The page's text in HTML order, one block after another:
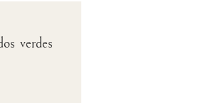
verdes